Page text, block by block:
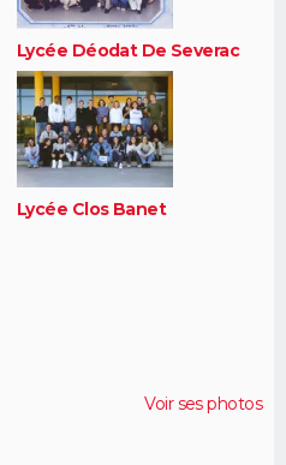
Lycée Déodat De Severac
Lycée Clos Banet
Voir ses photos